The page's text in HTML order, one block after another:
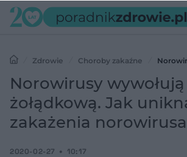
Zdrowie Choroby zakaźne
żołądkową. Jak uniknąć zakażenia
Norowirusy
żołądkową. Jak
zakażenia
2020-02-27 10:17